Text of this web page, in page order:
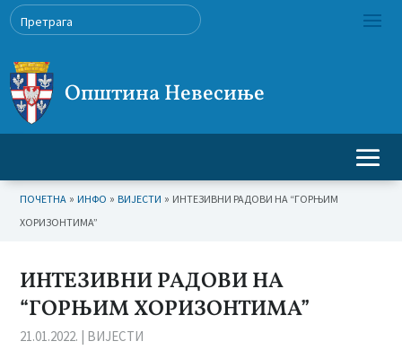
Општина Невесиње
ПОЧЕТНА » ИНФО » ВИЈЕСТИ » ИНТЕЗИВНИ РАДОВИ НА “ГОРЊИМ
ХОРИЗОНТИМА”
ИНТЕЗИВНИ РАДОВИ НА
“ГОРЊИМ ХОРИЗОНТИМА”
21.01.2022. | ВИЈЕСТИ